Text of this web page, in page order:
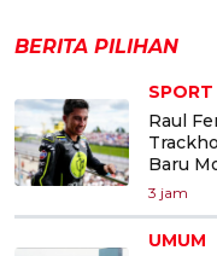
BERITA PILIHAN
SPORT
Raul
Baru
3 jam
UMUM